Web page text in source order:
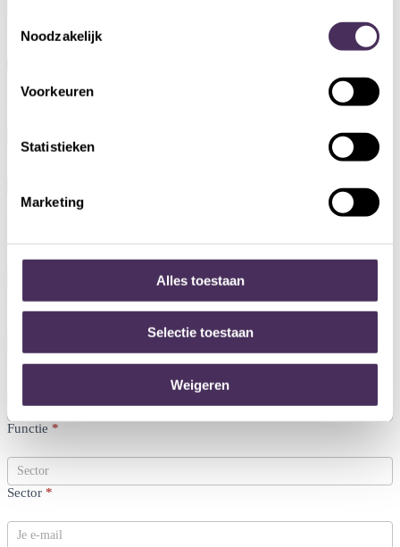
Noodzakelijk
Voorkeuren
Statistieken
Marketing
Alles toestaan
Selectie toestaan
Weigeren
Email
aanleiding van je aanvraag. Meer informatie over hoe wij omgaan met
persoonsgegevens vind je in onze privacyverklaring.
toolzkit
Naam*
Voornaam*
Functie *
Sector *